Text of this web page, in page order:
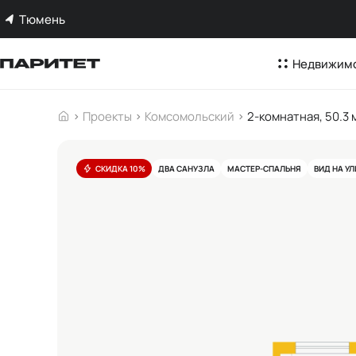
Тюмень
Проекты Комсомольский 2-комнатная, 50.3
СКИДКА 10% ДВА САНУЗЛА МАСТЕР-СПАЛЬНЯ ВИД НА